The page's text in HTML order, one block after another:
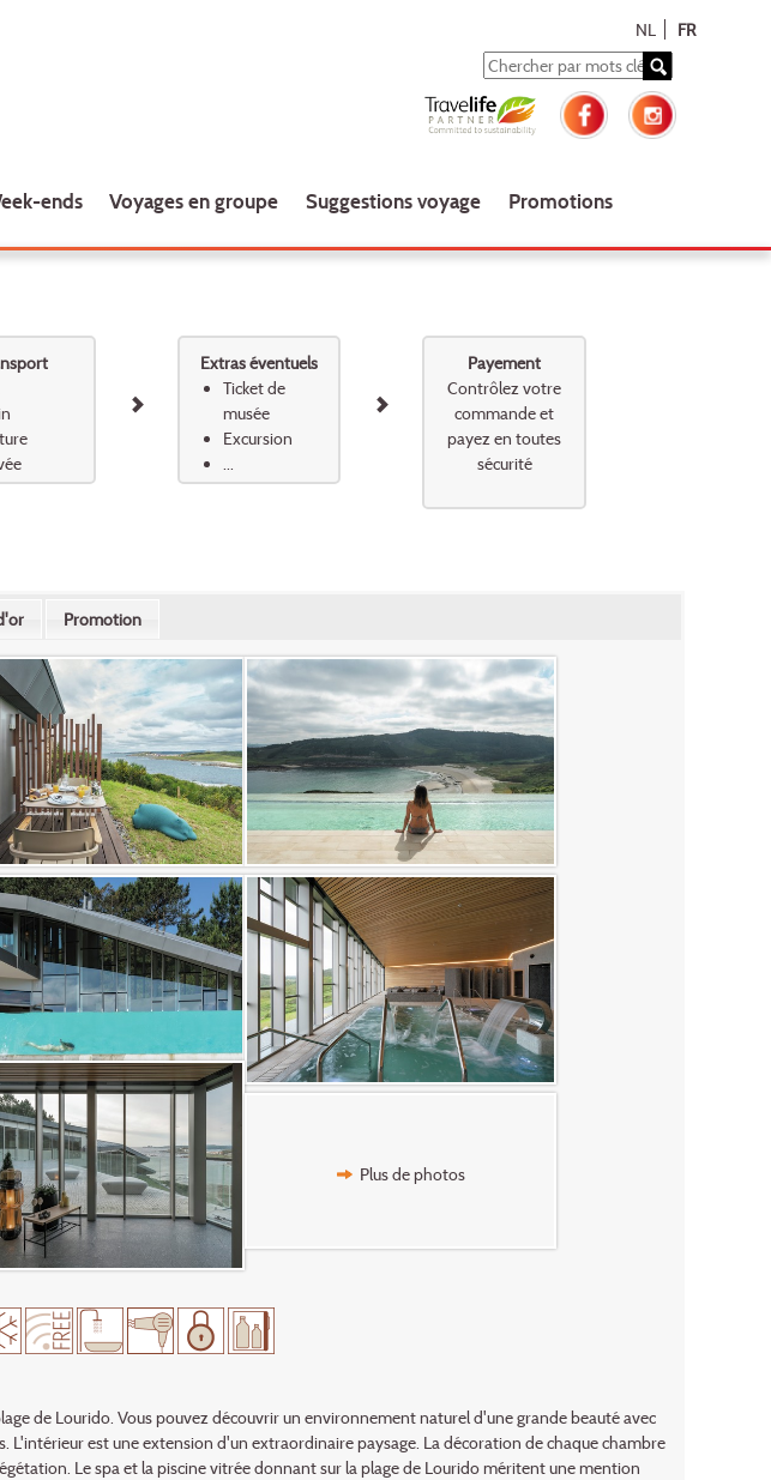
NL FR
ends Voyages en groupe Suggestions voyage Promotions
Extras éventuels
Ticket de
musée
Excursion
Payement
Contrôlez votre
commande et
payez en toutes
sécurité
Promotion
Plus de photos
de Lourido. Vous pouvez découvrir un environnement naturel d'une grande beauté avec
L'intérieur est une extension d'un extraordinaire paysage. La décoration de chaque chambre
Le spa et la piscine vitrée donnant sur la plage de Lourido méritent une mention